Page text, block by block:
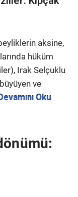
aksine,
hüküm
Irak Selçuklu
ve
Oku